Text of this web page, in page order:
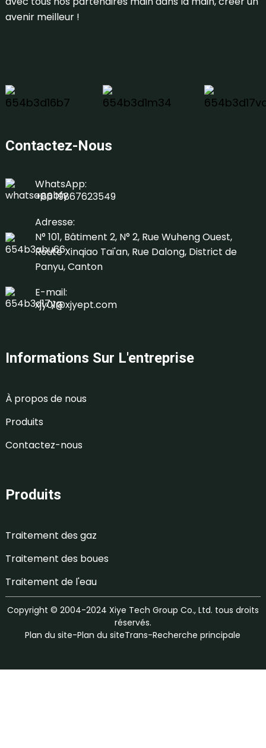
avenir meilleur !
Contactez-Nous
WhatsApp:
+86 19867623549
Adresse:
N° 101, Bâtiment 2, N° 2, Rue Wuheng Ouest,
Route Xinqiao Tai'an, Rue Dalong, District de
Panyu, Canton
E-mail:
xjy01@xjyept.com
Informations Sur L'entreprise
À propos de nous
Produits
Contactez-nous
Produits
Traitement des gaz
Traitement des boues
Traitement de l'eau
Copyright © 2004-2024 Xiye Tech Group Co., Ltd. tous droits
réservés.
Plan du site-Plan du siteTrans-Recherche principale